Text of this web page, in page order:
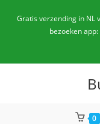
naarGratis verzending in NL
bezoeken
0